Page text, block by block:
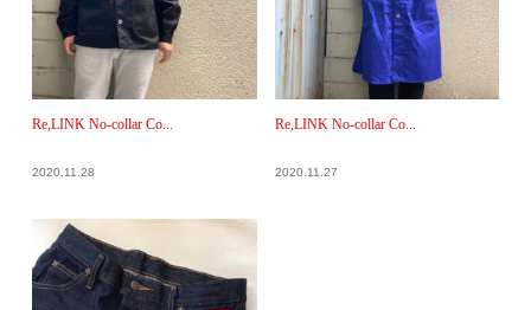
Re,LINK No-collar Co...
2020.11.28
Re,LINK No-collar Co...
2020.11.27